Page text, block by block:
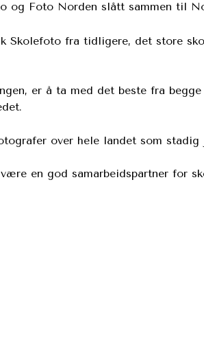
og Foto Norden slått sammen til
Skolefoto fra tidligere, det store
er å ta med det beste fra
over hele landet som
en god samarbeidspartner for